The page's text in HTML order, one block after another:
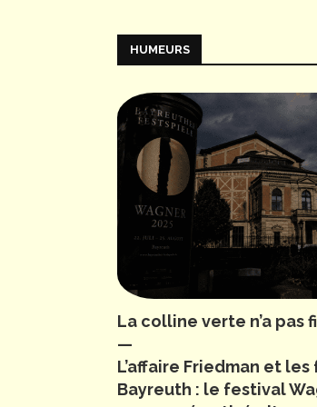
HUMEURS
La colline verte n’a pas
—
L’affaire Friedman et
Bayreuth : le festival